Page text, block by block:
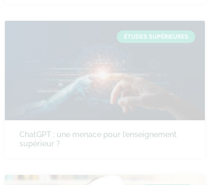
ÉTUDES SUPÉRIEURES
ChatGPT : une menace pour l’enseignement
supérieur ?